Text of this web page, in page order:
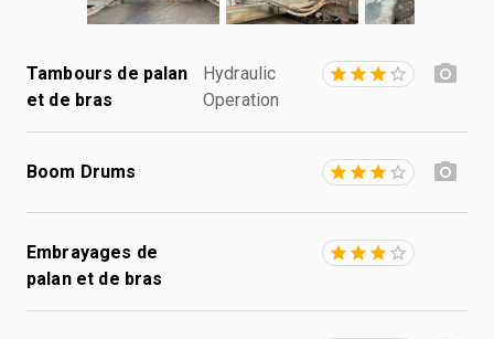
Tambours de palan
et de bras
Hydraulic
Operation
Boom Drums
Embrayages de
palan et de bras